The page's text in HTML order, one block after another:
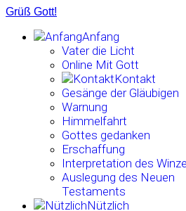
Grüß Gott!
Anfang
Vater die Licht
Online Mit Gott
Kontakt
Gesänge der Gläubigen
Warnung
Himmelfahrt
Gottes gedanken
Erschaffung
Interpretation des
Auslegung des Neuen
Testaments
Nützlich